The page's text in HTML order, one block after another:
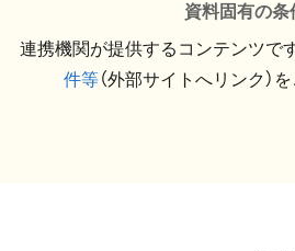
資料固有の条
連携機関が提供するコンテンツです
件等（外部サイトへリンク）